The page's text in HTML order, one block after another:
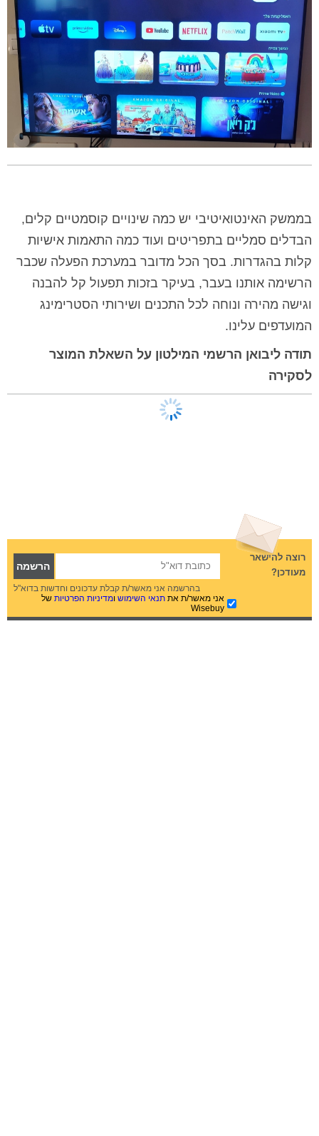
בממשק האינטואיטיבי יש כמה שינויים קוסמטיים קלים,
הבדלים סמליים בתפריטים ועוד כמה התאמות אישיות
קלות בהגדרות. בסך הכל מדובר במערכת הפעלה שכבר
הרשימה אותנו בעבר, בעיקר בזכות תפעול קל להבנה
וגישה מהירה ונוחה לכל התכנים ושירותי הסטרימינג
המועדפים עלינו.
תודה ליבואן הרשמי המילטון על השאלת המוצר
לסקירה
רוצה להישאר
מעודכן?
בהרשמה אני מאשר/ת קבלת עדכונים וחדשות בדוא"ל
אני מאשר/ת אתתנאי השימוש ומדיניות הפרטיות של
Wisebuy